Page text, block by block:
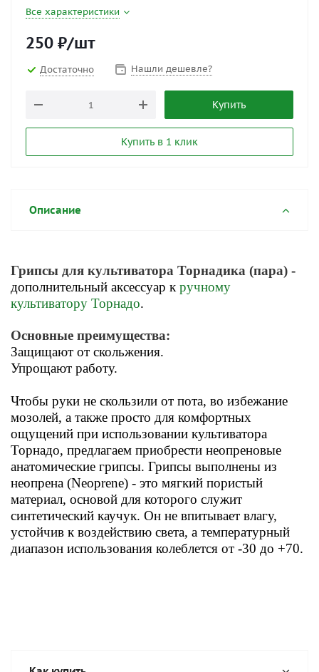
Все характеристики
250 ₽/шт
Достаточно Нашли дешевле?
Купить
Купить в 1 клик
Описание
Грипсы для культиватора Торнадика (пара) -
дополнительный аксессуар к ручному
культиватору Торнадо.
Основные преимущества:
Защищают от скольжения.
Упрощают работу.
Чтобы руки не скользили от пота, во избежание
мозолей, а также просто для комфортных
ощущений при использовании культиватора
Торнадо, предлагаем приобрести неопреновые
анатомические грипсы. Грипсы выполнены из
неопрена (Neoprene) - это мягкий пористый
материал, основой для которого служит
синтетический каучук. Он не впитывает влагу,
устойчив к воздействию света, а температурный
диапазон использования колеблется от -30 до +70.